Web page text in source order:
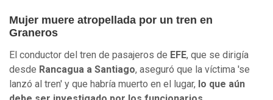
Mujer muere atropellada por un tren en
Graneros
El conductor del tren de pasajeros de EFE, que se dirigía
desde Rancagua a Santiago, aseguró que la víctima 'se
lanzó al tren' y que habría muerto en el lugar, lo que aún